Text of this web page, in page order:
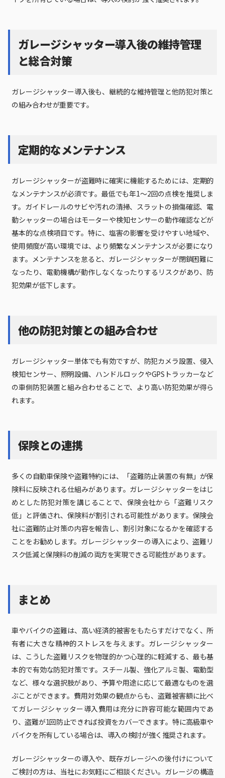
ガレージシャッター導入後の維持管理
と総合対策
ガレージシャッター導入後も、継続的な維持管理と他防犯対策と
の組み合わせが重要です。
定期的なメンテナンス
ガレージシャッターが盗難時に確実に機能するためには、定期的
なメンテナンスが必須です。最低でも年1～2回の点検を推奨しま
す。ガイドレールのサビや汚れの清掃、スラットの損傷確認、電
動シャッターの場合はモーターや検知センサーの動作確認などが
基本的な点検項目です。特に、塩害の影響を受けやすい地域や、
使用頻度が高い環境では、より頻繁なメンテナンスが必要になり
ます。メンテナンスを怠ると、ガレージシャッターが閉鎖困難に
なったり、電動機構が動作しなくなったりするリスクがあり、防
犯効果が低下します。
他の防犯対策との組み合わせ
ガレージシャッター単体でも有効ですが、防犯カメラ設置、侵入
検知センサー、照明設備、ハンドルロックやGPSトラッカーなど
の車側防犯装置と組み合わせることで、より高い防犯効果が得ら
れます。
保険との連携
多くの自動車保険や盗難特約には、「盗難防止装置の有無」が保
険料に反映される仕組みがあります。ガレージシャッターをはじ
めとした防犯対策を講じることで、保険会社から「盗難リスク
低」と評価され、保険料が割引される可能性があります。保険会
社に盗難防止対策の内容を報告し、割引対象になるかを確認する
ことをお勧めします。ガレージシャッターの導入により、盗難リ
スク低減と保険料の削減の両方を実現できる可能性があります。
まとめ
車やバイクの盗難は、高い経済的被害をもたらすだけでなく、所
有者に大きな精神的ストレスを与えます。ガレージシャッター
は、こうした盗難リスクを物理的かつ心理的に軽減する、最も基
本的で有効な防犯対策です。スチール製、強化アルミ製、電動型
など、様々な選択肢があり、予算や用途に応じて最適なものを選
ぶことができます。費用対効果の観点からも、盗難被害額に比べ
てガレージシャッター導入費用は充分に許容可能な範囲内であ
り、盗難が1回防止できれば投資をカバーできます。特に高級車や
バイクを所有している場合は、導入の検討が強く推奨されます。
ガレージシャッターの導入や、既存ガレージへの後付けについて
ご検討の方は、当社にお気軽にご相談ください。ガレージの構造